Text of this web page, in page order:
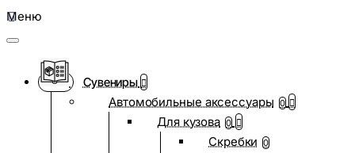
Меню
Сувениры
Автомобильные аксессуары 0
Для кузова 0
Скребки 0